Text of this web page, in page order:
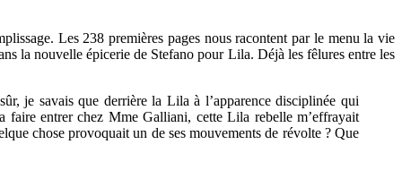
Les 238 premières pages nous racontent par le menu la vie
la nouvelle épicerie de Stefano pour Lila. Déjà les fêlures entre les
je savais que derrière la Lila à l’apparence disciplinée qui
entrer chez Mme Galliani, cette Lila rebelle m’effrayait
chose provoquait un de ses mouvements de révolte ? Que